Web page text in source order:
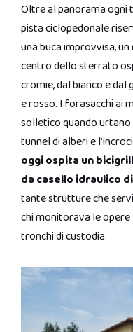
Oltre al panorama ogni
pista ciclopedonale
una buca improvvisa,
centro dello sterrato
cromie, dal bianco e
e rosso. I forasacchi ai
solletico quando urtano
tunnel di alberi e
oggi ospita un
da casello idraulico
tante strutture che
chi monitorava le opere
tronchi di custodia.